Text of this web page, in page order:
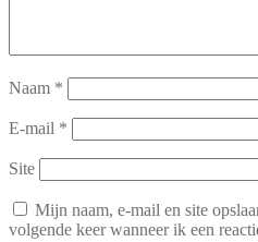
Naam *
E-mail *
Site
Mijn naam, e-mail en site
volgende keer wanneer ik een